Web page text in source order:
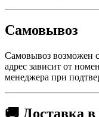
Самовывоз
Самовывоз возможен
адрес зависит от
менеджера при
🚚 Доставка